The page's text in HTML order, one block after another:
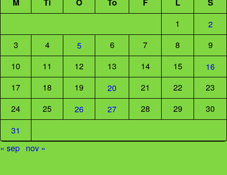
M Ti O To F L
S
1
2
3
4 5 6 7 8
9
10
11 12 13 14 15
16
17
18 19 20 21 22
23
24
25 26 27 28 29
30
31
« sep nov »